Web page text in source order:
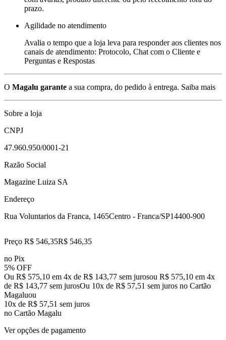
prazo.
Agilidade no atendimento
Avalia o tempo que a loja leva para responder aos clientes nos
canais de atendimento: Protocolo, Chat com o Cliente e
Perguntas e Respostas
O Magalu garante a sua compra, do pedido à entrega. Saiba mais
Sobre a loja
CNPJ
47.960.950/0001-21
Razão Social
Magazine Luiza SA
Endereço
Rua Voluntarios da Franca, 1465Centro - Franca/SP14400-900
Preço R$ 546,35R$ 546,35
no Pix
5% OFF
Ou R$ 575,10 em 4x de R$ 143,77 sem jurosou R$ 575,10 em 4x
de R$ 143,77 sem jurosOu 10x de R$ 57,51 sem juros no Cartão
Magaluou
10x de R$ 57,51 sem juros
no Cartão Magalu
Ver opções de pagamento